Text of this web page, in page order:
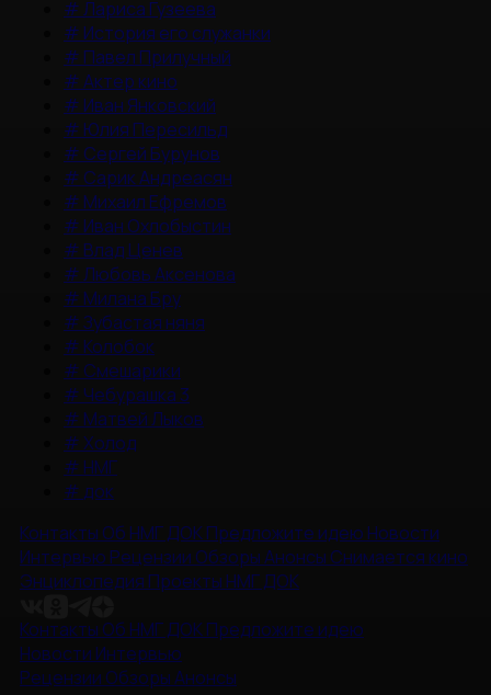
#Лариса Гузеева
# История его служанки
# Павел Прилучный
#Актер кино
# Иван Янковский
# Юлия Пересильд
# Сергей Бурунов
# Сарик Андреасян
# Михаил Ефремов
# Иван Охлобыстин
# Влад Ценев
#Любовь Аксенова
# Милана Бру
#Зубастая няня
# Колобок
# Смешарики
# Чебурашка 3
# Матвей Лыков
#Холод
# НМГ
# док
Контакты Об НМГ ДОКПредложите идею Новости
Интервью Рецензии ОбзорыАнонсы Снимается кино
Энциклопедия Проекты НМГ ДОК
Контакты Об НМГ ДОКПредложите идею
Новости Интервью
Рецензии ОбзорыАнонсы